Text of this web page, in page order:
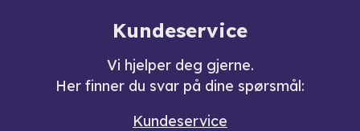
Kundeservice
Vi hjelper deg gjerne.
Her finner du svar på dine spørsmål:
Kundeservice